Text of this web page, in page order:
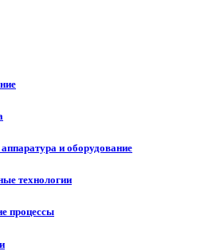
и оборудование
технологии
процессы